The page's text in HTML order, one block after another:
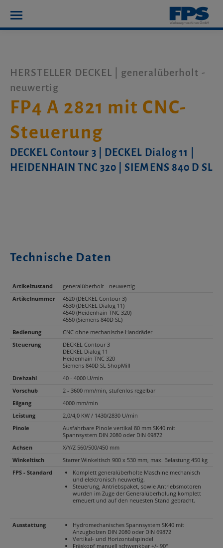
HERSTELLER DECKEL | generalüberholt -
neuwertig
FP4 A 2821 mit CNC-
Steuerung
DECKEL Contour 3 | DECKEL Dialog 11 |
HEIDENHAIN TNC 320 | SIEMENS 840 D SL
Technische Daten
Artikelzustand
generalüberholt - neuwertig
Artikelnummer
4520 (DECKEL Contour 3)
4530 (DECKEL Dialog 11)
4540 (Heidenhain TNC 320)
4550 (Siemens 840D SL)
Bedienung
CNC ohne mechanische Handräder
Steuerung
DECKEL Contour 3
DECKEL Dialog 11
Heidenhain TNC 320
Siemens 840D SL ShopMill
Drehzahl
40 - 4000 U/min
Vorschub
2 - 3600 mm/min, stufenlos regelbar
Eilgang
4000 mm/min
Leistung
2,0/4,0 KW / 1430/2830 U/min
Pinole
Ausfahrbare Pinole vertikal 80 mm SK40 mit
Spannsystem DIN 2080 oder DIN 69872
Achsen
X/Y/Z 560/500/450 mm
Winkeltisch
Starrer Winkeltisch 900 x 530 mm, max. Belastung 450 kg
FPS - Standard
Komplett generalüberholte Maschine mechanisch
und elektronisch neuwertig.
Steuerung, Antriebspaket, sowie Antriebsmotoren
wurden im Zuge der Generalüberholung komplett
erneuert und auf den neuesten Stand gebracht.
Ausstattung
Hydromechanisches Spannsystem SK40 mit
Anzugbolzen DIN 2080 oder DIN 69872
Vertikal- und Horizontalspindel
Fräskopf manuell schwenkbar +/- 90°